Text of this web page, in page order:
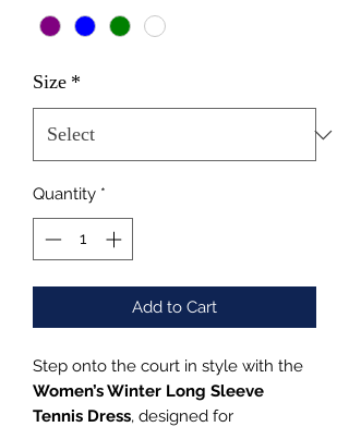
Size *
Quantity *
Add to Cart
Step onto the court in style with the
Women’s Winter Long Sleeve
Tennis Dress, designed for